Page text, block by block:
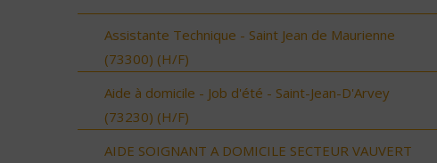
Assistante Technique - Saint Jean de Maurienne
(73300) (H/F)
Aide à domicile - Job d'été - Saint-Jean-D'Arvey
(73230) (H/F)
AIDE SOIGNANT A DOMICILE SECTEUR VAUVERT